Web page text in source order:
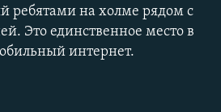
1080p
ребятами на холме рядом с
Это единственное место в
интернет.